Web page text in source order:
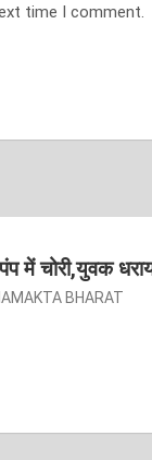
time I comment.
में चोरी,युवक
BHARAT